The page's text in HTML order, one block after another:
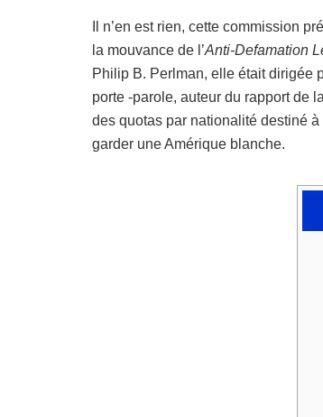
Il n’en est rien, cette commission
la mouvance de l’Anti-Defamation
Philip B. Perlman, elle était dirigée
porte -parole, auteur du rapport de
des quotas par nationalité destiné
garder une Amérique blanche.